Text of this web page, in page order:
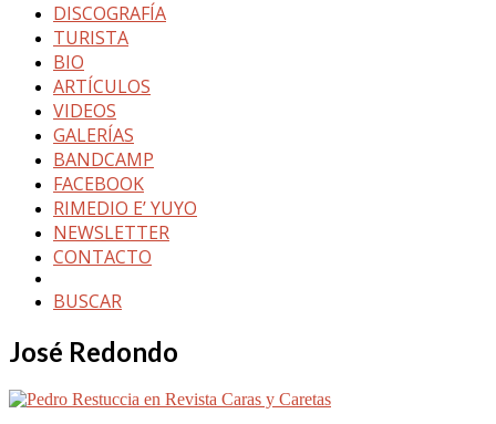
DISCOGRAFÍA
TURISTA
BIO
ARTÍCULOS
VIDEOS
GALERÍAS
BANDCAMP
FACEBOOK
RIMEDIO E’ YUYO
NEWSLETTER
CONTACTO
BUSCAR
José Redondo